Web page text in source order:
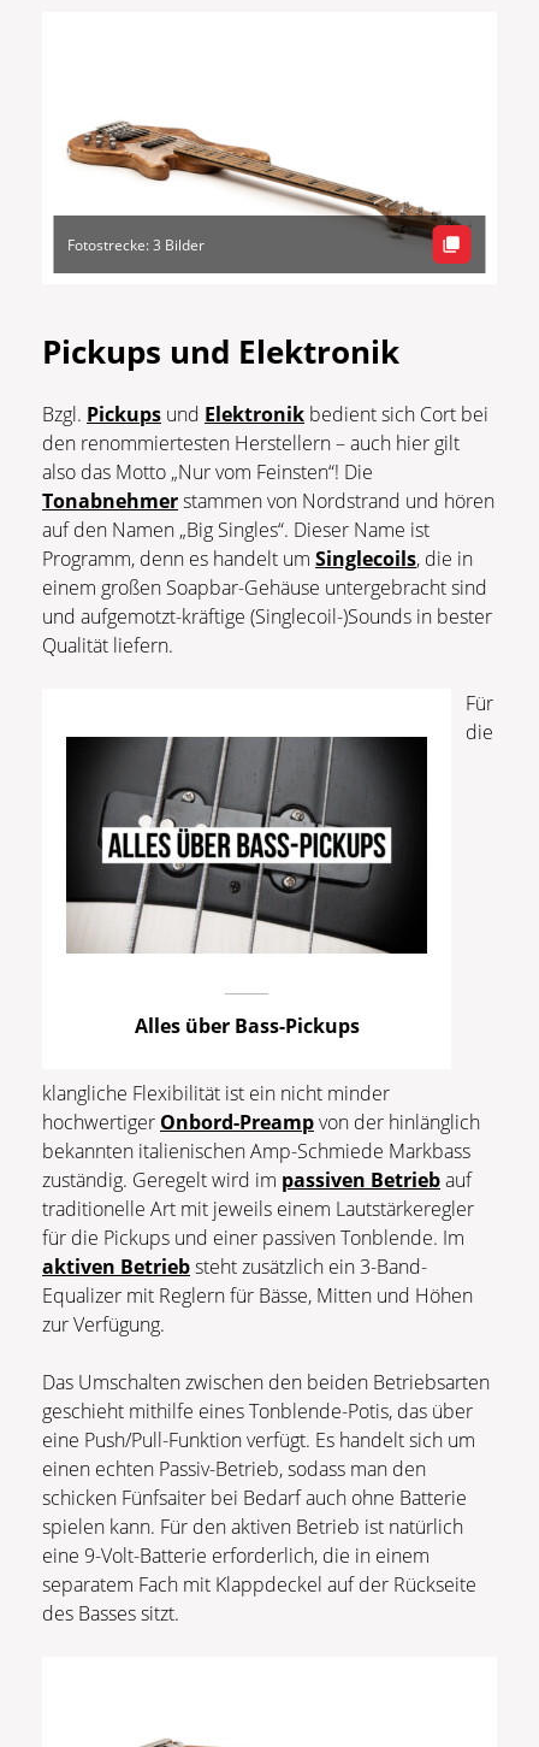
Fotostrecke: 3 Bilder
Pickups und Elektronik
Bzgl. Pickups und Elektronik bedient sich Cort bei
den renommiertesten Herstellern – auch hier gilt
also das Motto „Nur vom Feinsten“! Die
Tonabnehmerstammen von Nordstrand und hören
auf den Namen „Big Singles“. Dieser Name ist
Programm, denn es handelt um Singlecoils, die in
einem großen Soapbar-Gehäuse untergebracht sind
und aufgemotzt-kräftige (Singlecoil-)Sounds in bester
Qualität liefern.
Alles über Bass-Pickups
Für
die
klangliche Flexibilität ist ein nicht minder
hochwertiger Onbord-Preampvon der hinlänglich
bekannten italienischen Amp-Schmiede Markbass
zuständig. Geregelt wird im passiven Betriebauf
traditionelle Art mit jeweils einem Lautstärkeregler
für die Pickups und einer passiven Tonblende. Im
aktiven Betriebsteht zusätzlich ein 3-Band-
Equalizer mit Reglern für Bässe, Mitten und Höhen
zur Verfügung.
Das Umschalten zwischen den beiden Betriebsarten
geschieht mithilfe eines Tonblende-Potis, das über
eine Push/Pull-Funktion verfügt. Es handelt sich um
einen echten Passiv-Betrieb, sodass man den
schicken Fünfsaiter bei Bedarf auch ohne Batterie
spielen kann. Für den aktiven Betrieb ist natürlich
eine 9-Volt-Batterie erforderlich, die in einem
separatem Fach mit Klappdeckel auf der Rückseite
des Basses sitzt.